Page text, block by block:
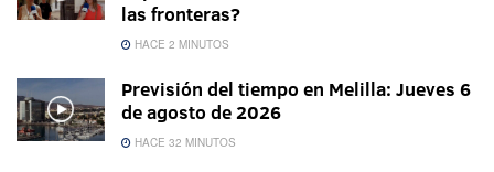
las fronteras?
HACE 2 MINUTOS
Previsión del tiempo en Melilla: Jueves 6
de agosto de 2026
HACE 32 MINUTOS